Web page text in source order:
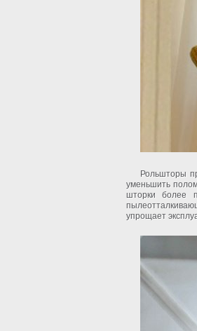
Рольшторы
уменьшить
шторки более
упрощает